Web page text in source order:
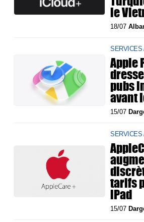
le
18/07
SERVICES
Apple
pubs
avant
15/07
SERVICES
tarifs
iPad
15/07